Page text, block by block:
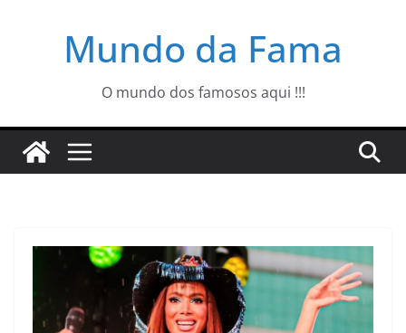
Mundo da Fama
O mundo dos famosos aqui !!!